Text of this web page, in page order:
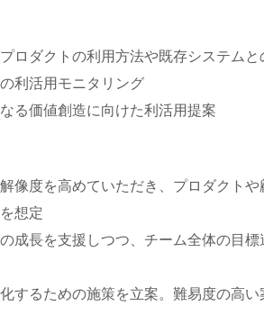
ロダクトの利用方法や既存システム
利活用モニタリング
る価値創造に向けた利活用提案
像度を高めていただき、プロダクト
想定
成長を支援しつつ、チーム全体の目
するための施策を立案。難易度の高